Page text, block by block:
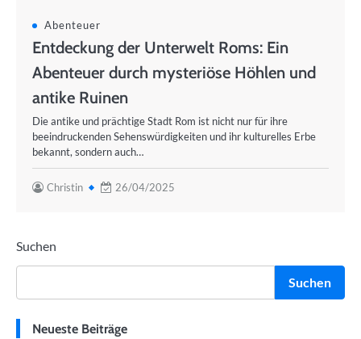
Abenteuer
Entdeckung der Unterwelt Roms: Ein
Abenteuer durch mysteriöse Höhlen und
antike Ruinen
Die antike und prächtige Stadt Rom ist nicht nur für ihre
beeindruckenden Sehenswürdigkeiten und ihr kulturelles Erbe
bekannt, sondern auch…
Christin 26/04/2025
Suchen
Suchen
Neueste Beiträge